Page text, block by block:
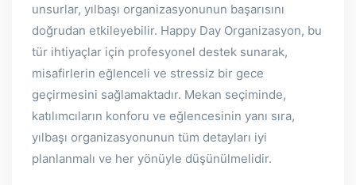
unsurlar, yılbaşı organizasyonunun başarısını
doğrudan etkileyebilir. Happy Day Organizasyon, bu
tür ihtiyaçlar için profesyonel destek sunarak,
misafirlerin eğlenceli ve stressiz bir gece
geçirmesini sağlamaktadır. Mekan seçiminde,
katılımcıların konforu ve eğlencesinin yanı sıra,
yılbaşı organizasyonunun tüm detayları iyi
planlanmalı ve her yönüyle düşünülmelidir.